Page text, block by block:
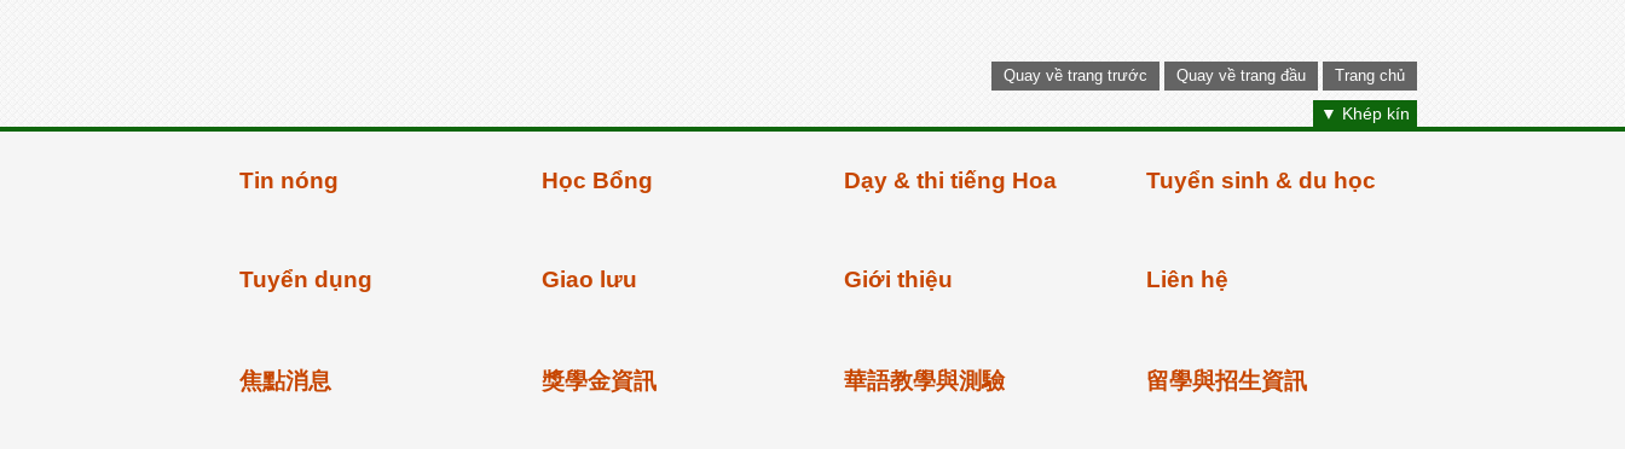
Quay về trang trước Quay về trang đầu Trang chủ
▼ Khép kín
Tin nóng Học Bổng Dạy & thi tiếng Hoa Tuyển sinh & du học
Tuyển dụng Giao lưu Giới thiệu Liên hệ
焦點消息 獎學金資訊 華語教學與測驗 留學與招生資訊